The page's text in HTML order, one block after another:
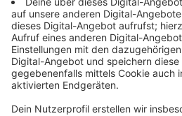
In Ratingen hat ein Post-
Mehrfamilienhäusern die
gebündelt ins Treppenhaus
Briefkästen einzeln zu stecken.
Zusteller aufgefordert, das
Wer heute oder spätestens